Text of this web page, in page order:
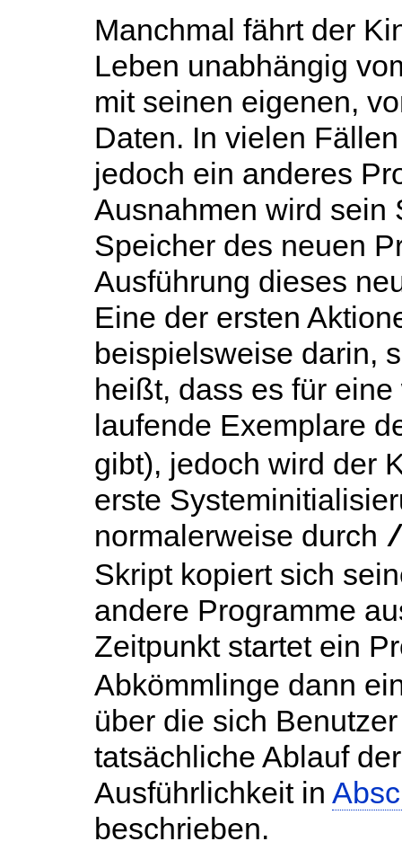
Manchmal fährt der
Leben unabhängig
mit seinen eigenen,
Daten. In vielen
jedoch ein anderes
Ausnahmen wird sein
Speicher des neuen
Ausführung dieses
Eine der ersten
beispielsweise darin,
heißt, dass es für
laufende Exemplare
gibt), jedoch wird der
erste
normalerweise durch
Skript kopiert sich
andere Programme
Zeitpunkt startet ein
Abkömmlinge dann
über die sich
tatsächliche Ablauf
Ausführlichkeit in
beschrieben.